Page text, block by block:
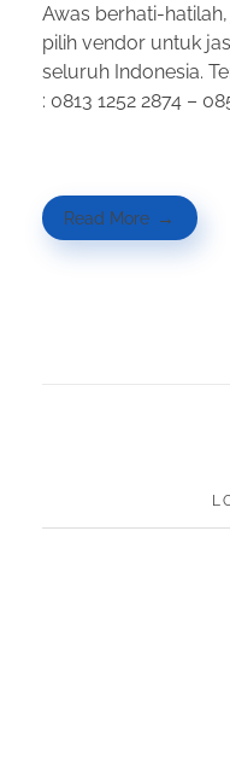
Awas berhati-
pilih vendor untuk
seluruh Indonesia.
: 0813 1252 2874 –
Read More